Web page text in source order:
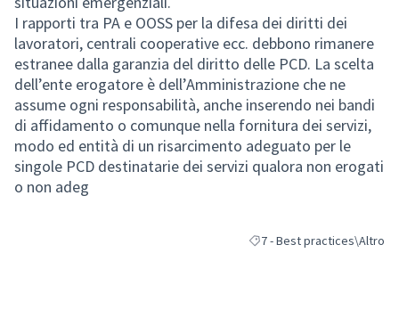
I rapporti tra PA e OOSS per la difesa dei diritti dei
lavoratori, centrali cooperative ecc. debbono rimanere
estranee dalla garanzia del diritto delle PCD. La scelta
dell’ente erogatore è dell’Amministrazione che ne
assume ogni responsabilità, anche inserendo nei bandi
di affidamento o comunque nella fornitura dei servizi,
modo ed entità di un risarcimento adeguato per le
singole PCD destinatarie dei servizi qualora non erogati
o non adeg
Filtra i risultati per
7 - Best practices\Altro